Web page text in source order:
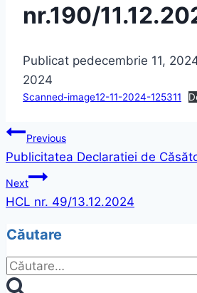
nr.190/
Publicat pedecembrie 11,
2024
Scanned-image12-11-2024-125311
Navigare
în
articole
Previous
Publicitatea Declaratiei de
Next
HCL nr. 49/13.12.2024
Căutare
Caută
după: